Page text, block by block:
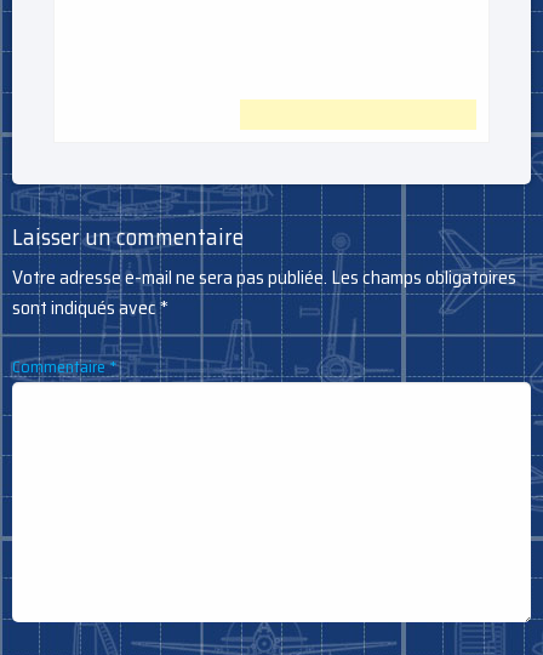
Laisser un commentaire
Votre adresse e-mail ne sera pas publiée. Les champs obligatoires
sont indiqués avec*
Commentaire*